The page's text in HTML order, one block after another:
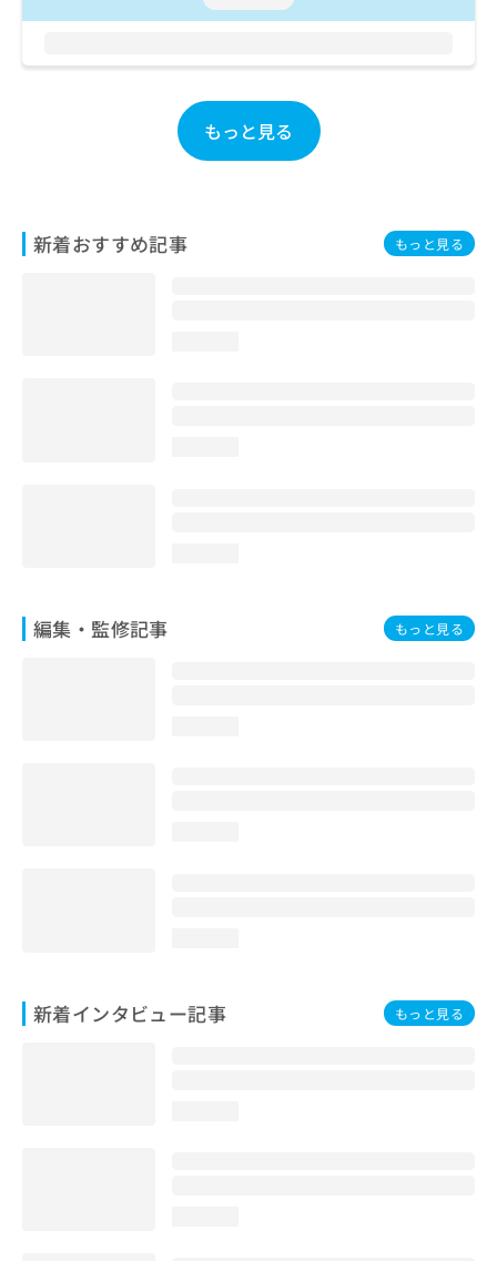
もっと見る
新着おすすめ記事 もっと見る
編集・監修記事 もっと見る
新着インタビュー記事 もっと見る